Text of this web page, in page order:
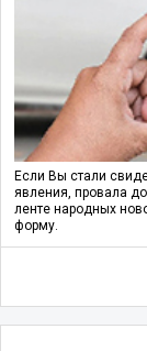
Если Вы стали
явления, провала
ленте народных
форму.